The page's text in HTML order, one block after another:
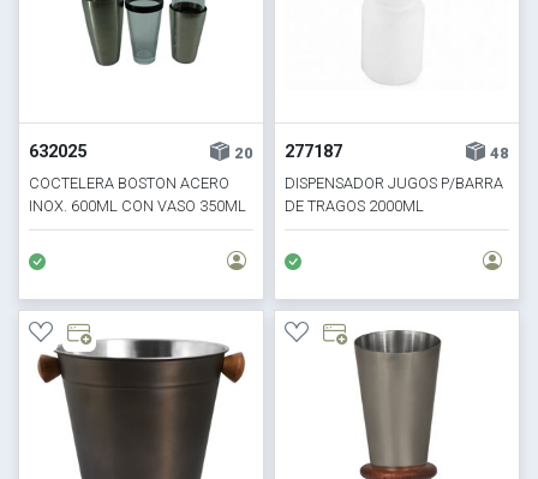
632025
20
COCTELERA BOSTON ACERO
INOX. 600ML CON VASO 350ML
277187
48
DISPENSADOR JUGOS P/BARRA
DE TRAGOS 2000ML